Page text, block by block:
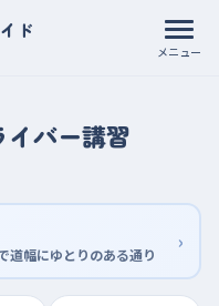
ド
メニュー
バー講習
道幅にゆとりのある通り ›